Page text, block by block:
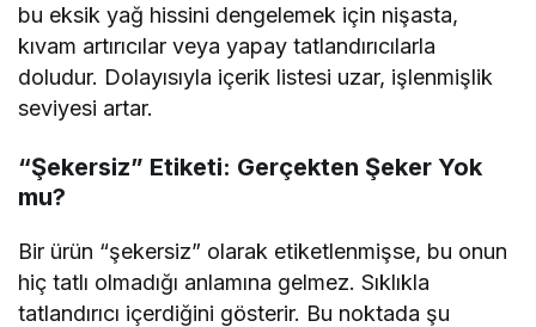
bu eksik yağ hissini dengelemek için nişasta,
kıvam artırıcılar veya yapay tatlandırıcılarla
doludur. Dolayısıyla içerik listesi uzar, işlenmişlik
seviyesi artar.
“Şekersiz” Etiketi: Gerçekten Şeker Yok
mu?
Bir ürün “şekersiz” olarak etiketlenmişse, bu onun
hiç tatlı olmadığı anlamına gelmez. Sıklıkla
tatlandırıcı içerdiğini gösterir. Bu noktada şu